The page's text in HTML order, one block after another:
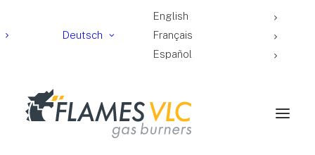
Deutsch
English
Français
Español